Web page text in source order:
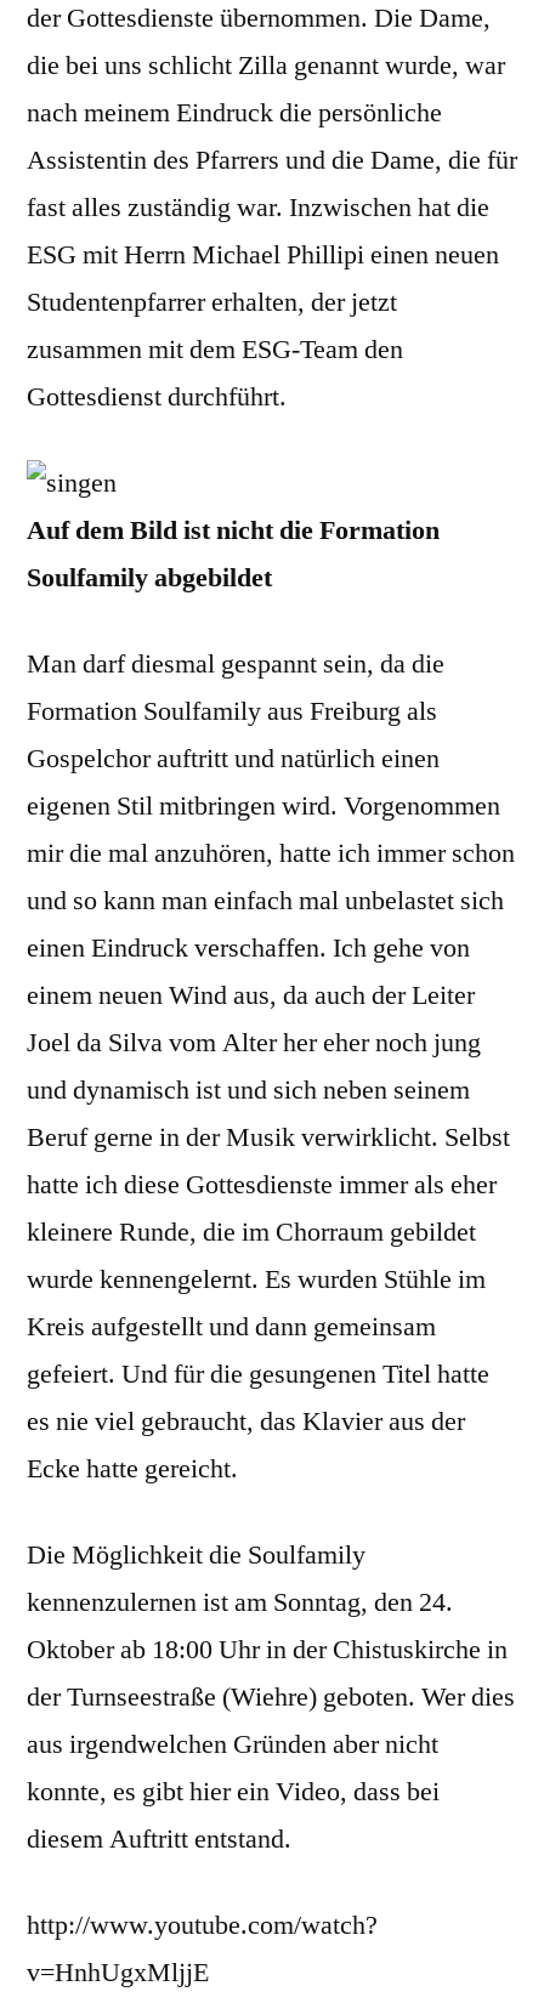
der Gottesdienste übernommen. Die Dame,
die bei uns schlicht Zilla genannt wurde, war
nach meinem Eindruck die persönliche
Assistentin des Pfarrers und die Dame, die für
fast alles zuständig war. Inzwischen hat die
ESG mit Herrn Michael Phillipi einen neuen
Studentenpfarrer erhalten, der jetzt
zusammen mit dem ESG-Team den
Gottesdienst durchführt.
Auf dem Bild ist nicht die Formation
Soulfamily abgebildet
Man darf diesmal gespannt sein, da die
Formation Soulfamily aus Freiburg als
Gospelchor auftritt und natürlich einen
eigenen Stil mitbringen wird. Vorgenommen
mir die mal anzuhören, hatte ich immer schon
und so kann man einfach mal unbelastet sich
einen Eindruck verschaffen. Ich gehe von
einem neuen Wind aus, da auch der Leiter
Joel da Silva vom Alter her eher noch jung
und dynamisch ist und sich neben seinem
Beruf gerne in der Musik verwirklicht. Selbst
hatte ich diese Gottesdienste immer als eher
kleinere Runde, die im Chorraum gebildet
wurde kennengelernt. Es wurden Stühle im
Kreis aufgestellt und dann gemeinsam
gefeiert. Und für die gesungenen Titel hatte
es nie viel gebraucht, das Klavier aus der
Ecke hatte gereicht.
Die Möglichkeit die Soulfamily
kennenzulernen ist am Sonntag, den 24.
Oktober ab 18:00 Uhr in der Chistuskirche in
der Turnseestraße (Wiehre) geboten. Wer dies
aus irgendwelchen Gründen aber nicht
konnte, es gibt hier ein Video, dass bei
diesem Auftritt entstand.
http://www.youtube.com/watch?
v=HnhUgxMljjE